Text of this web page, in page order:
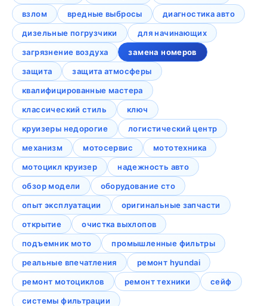
взлом
вредные выбросы
диагностика авто
дизельные погрузчики
для начинающих
загрязнение воздуха
замена номеров
защита
защита атмосферы
квалифицированные мастера
классический стиль
ключ
круизеры недорогие
логистический центр
механизм
мотосервис
мототехника
мотоцикл круизер
надежность авто
обзор модели
оборудование сто
опыт эксплуатации
оригинальные запчасти
открытие
очистка выхлопов
подъемник мото
промышленные фильтры
реальные впечатления
ремонт hyundai
ремонт мотоциклов
ремонт техники
сейф
системы фильтрации